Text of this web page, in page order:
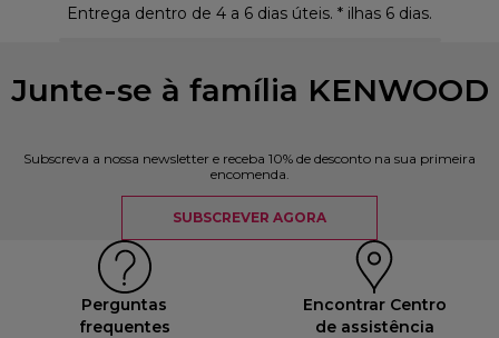
Entrega dentro de 4 a 6 dias úteis. * ilhas 6 dias.
Junte-se à família KENWOOD
Subscreva a nossa newsletter e receba 10% de desconto na sua primeira
encomenda.
SUBSCREVER AGORA
Perguntas
frequentes
Encontrar Centro
de assistência